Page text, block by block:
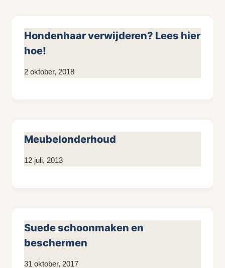
Hondenhaar verwijderen? Lees hier
hoe!
Door
2 oktober, 2018
Meubelonderhoud
Door
12 juli, 2013
Suede schoonmaken en
beschermen
Door
31 oktober, 2017